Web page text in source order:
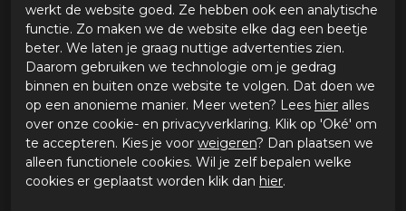
Leveranciercode
6245100/0013XL
Categorie
Motorbroeken
Materiaal buitenkant
Textiel
Bestelcode
ci3608500
GERELATEERDE PRODUCTEN
werkt de website goed. Ze hebben ook een analytische
functie. Zo maken we de website elke dag een beetje
beter. We laten je graag nuttige advertenties zien.
Daarom gebruiken we technologie om je gedrag
binnen en buiten onze website te volgen. Dat doen we
op een anonieme manier. Meer weten? Lees hier alles
over onze cookie- en privacyverklaring. Klik op 'Oké' om
te accepteren. Kies je voor weigeren? Dan plaatsen we
alleen functionele cookies. Wil je zelf bepalen welke
cookies er geplaatst worden klik dan hier.